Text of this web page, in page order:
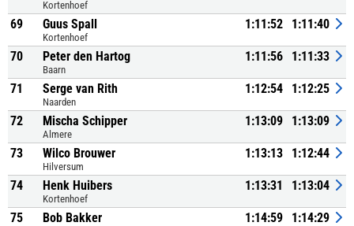
Kortenhoef
69 Guus Spall
Kortenhoef
1:11:52 1:11:40
70 Peter den Hartog
Baarn
1:11:56 1:11:33
71 Serge van Rith
Naarden
1:12:54 1:12:25
72 Mischa Schipper
Almere
1:13:09 1:13:09
73 Wilco Brouwer
Hilversum
1:13:13 1:12:44
74 Henk Huibers
Kortenhoef
1:13:31 1:13:04
75 Bob Bakker 1:14:59 1:14:29